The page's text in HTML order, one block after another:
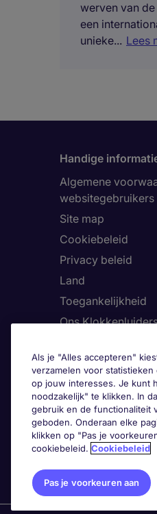
werven van
een
unieke... Lees
Handige
Algemene
websitegebruikers
Site map
Cookiebeleid
Privacy beleid
Land
Toegankelijkheid
Ons
Als je "Alles accepteren"
verzamelen voor
op jouw interesses. Je kunt
noodzakelijk" te klikken. In
gebruik en de functionaliteit
geboden. Onderaan elke
klikken op "Pas je
cookiebeleid. Cookiebeleid
Pas je voorkeuren aan